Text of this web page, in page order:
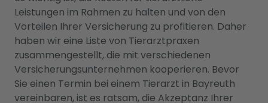
Leistungen im Rahmen zu halten und von den
Vorteilen Ihrer Versicherung zu profitieren. Daher
haben wir eine Liste von Tierarztpraxen
zusammengestellt, die mit verschiedenen
Versicherungsunternehmen kooperieren. Bevor
Sie einen Termin bei einem Tierarzt in Bayreuth
vereinbaren, ist es ratsam, die Akzeptanz Ihrer